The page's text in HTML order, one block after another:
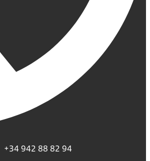
+34 942 88 82 94